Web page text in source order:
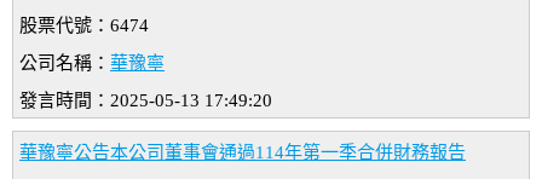
股票代號：6474
公司名稱： 華豫寧
發言時間：2025-05-13 17:49:20
華豫寧公告本公司董事會通過114年第一季合併財務報告